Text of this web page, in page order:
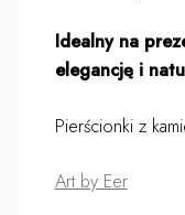
Idealny na
elegancję i
Pierścionki z
Art by Eer